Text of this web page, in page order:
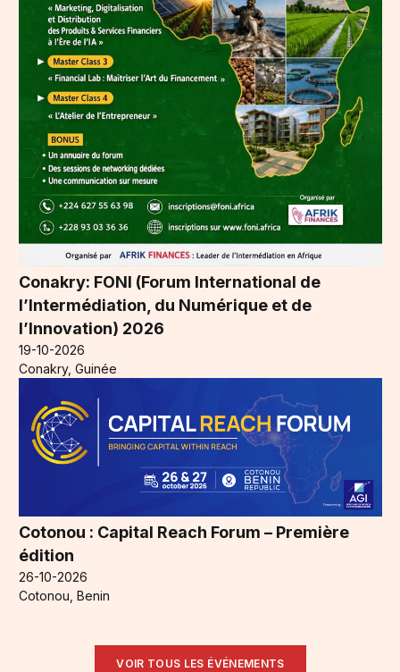
Conakry: FONI (Forum International de
l’Intermédiation, du Numérique et de
l’Innovation) 2026
19-10-2026
Conakry, Guinée
Cotonou : Capital Reach Forum – Première
édition
26-10-2026
Cotonou, Benin
VOIR TOUS LES ÉVÉNEMENTS